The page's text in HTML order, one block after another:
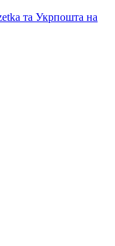
та Укрпошта на